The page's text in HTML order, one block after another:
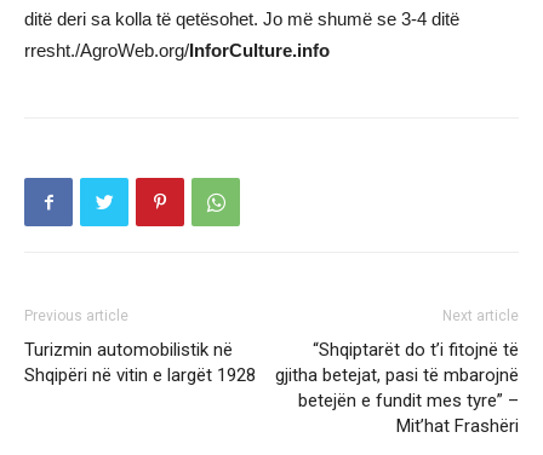
ditë deri sa kolla të qetësohet. Jo më shumë se 3-4 ditë
rresht./AgroWeb.org/InforCulture.info
Previous article
Turizmin automobilistik në
Shqipëri në vitin e largët 1928
Next article
“Shqiptarët do t’i fitojnë të
gjitha betejat, pasi të mbarojnë
betejën e fundit mes tyre” –
Mit’hat Frashëri